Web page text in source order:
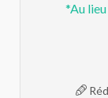
*Au